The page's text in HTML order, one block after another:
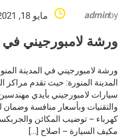
by
admin مايو 18, 2021
ورشة لامبورجيني في
ورشة لامبورجيني في المدينة
المدينة المنورة: حيث تقدم
سيارات لامبورجيني بأيدي
والتقنيات وبأسعار منافسة
كهرباء – توضيب المكائن
مكيف السيارة – اصلاح […]